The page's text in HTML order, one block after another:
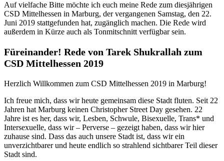
Auf vielfache Bitte möchte ich euch meine Rede zum diesjährigen
CSD Mittelhessen in Marburg, der vergangenen Samstag, den 22.
Juni 2019 stattgefunden hat, zugänglich machen. Die Rede wird
außerdem in Kürze auch als Tonmitschnitt verfügbar sein.
Füreinander! Rede von Tarek Shukrallah zum
CSD Mittelhessen 2019
Herzlich Willkommen zum CSD Mittelhessen 2019 in Marburg!
Ich freue mich, dass wir heute gemeinsam diese Stadt fluten. Seit 22
Jahren hat Marburg keinen Christopher Street Day gesehen. 22
Jahre ist es her, dass wir, Lesben, Schwule, Bisexuelle, Trans* und
Intersexuelle, dass wir – Perverse – gezeigt haben, dass wir hier
zuhause sind. Dass das auch unsere Stadt ist, dass wir ein
unverzichtbarer und heute endlich so strahlend sichtbarer Teil dieser
Stadt sind.